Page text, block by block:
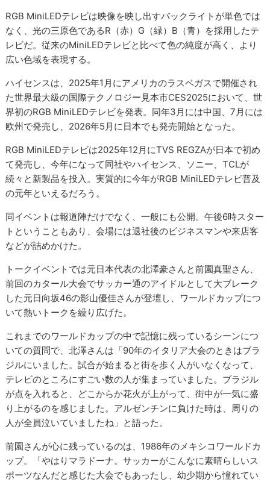
RGB MiniLEDテレビは映像を映し出すバックライトが単色では
なく、光の三原色であるR（赤）G（緑）B（青）を採用したテ
レビだ。従来のMiniLEDテレビと比べて色の純度が高く、より
広い色域を表現する。
ハイセンスは、2025年1月にアメリカのラスベガスで開催され
た世界最大級の国際テクノロジー見本市CES2025において、世
界初のRGB MiniLEDテレビを発表。同年3月には中国、7月には
欧州で発売し、2026年5月に日本でも発売開始となった。
RGB MiniLEDテレビは2025年12月にTVS REGZAが日本で初め
て発売し、今年になって同社やハイセンス、ソニー、TCLが
続々と新製品を投入。実質的に今年がRGB MiniLEDテレビ普及
の元年といえるだろう。
同イベントは報道陣だけでなく、一般にも公開。午後6時スター
トということもあり、会場には退社後のビジネスマンや来店客
などが詰めかけた。
トークイベントでは元日本代表の北澤豪さんと前園真聖さん、
前回のカタール大会でサッカー通のアイドルとして大ブレーク
した元日向坂46の影山優佳さんが登壇し、ワールドカップにつ
いて熱いトークを繰り広げた。
これまでのワールドカップの中で記憶に残っているシーンにつ
いての質問で、北澤さんは「90年のイタリア大会のときはブラ
ジルにいました。試合が始まると街を歩く人がいなくなって、
テレビのところにすごい数の人が集まっていました。ブラジル
が点を入れると、どこからか花火が上がって、街中が一気に盛
り上がるのを感じました。アルゼンチンに負けた時は、周りの
人が全員泣いていましたね」と語った。
前園さんが心に残っているのは、1986年のメキシコワールドカ
ップ。「やはりマラドーナ。サッカーがこんなに素晴らしいス
ポーツなんだと感じた大会でもあったし、幼少期から憧れてい